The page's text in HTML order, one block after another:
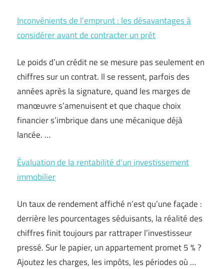
Inconvénients de l’emprunt : les désavantages à
considérer avant de contracter un prêt
Le poids d’un crédit ne se mesure pas seulement en
chiffres sur un contrat. Il se ressent, parfois des
années après la signature, quand les marges de
manœuvre s’amenuisent et que chaque choix
financier s’imbrique dans une mécanique déjà
lancée. …
Évaluation de la rentabilité d’un investissement
immobilier
Un taux de rendement affiché n’est qu’une façade :
derrière les pourcentages séduisants, la réalité des
chiffres finit toujours par rattraper l’investisseur
pressé. Sur le papier, un appartement promet 5 % ?
Ajoutez les charges, les impôts, les périodes où …